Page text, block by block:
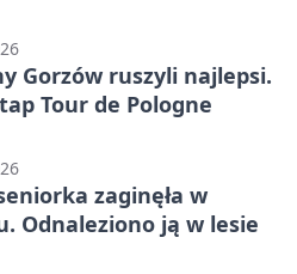
Gorzów ruszyli najlepsi.
Tour de Pologne
zaginęła w
Odnaleziono ją w lesie